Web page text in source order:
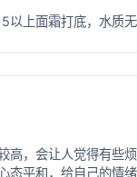
以上面霜打底，水质无
高，会让人觉得有些
态平和，给自己的情绪